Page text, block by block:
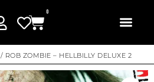
0
/ ROB ZOMBIE – HELLBILLY DELUXE 2